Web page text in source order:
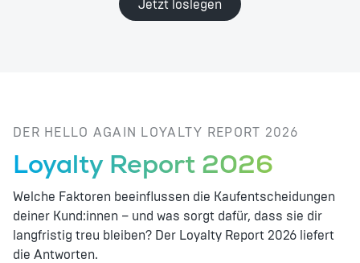
Jetzt loslegen
DER HELLO AGAIN LOYALTY REPORT 2026
Loyalty Report 2026
Welche Faktoren beeinflussen die Kaufentscheidungen
deiner Kund:innen – und was sorgt dafür, dass sie dir
langfristig treu bleiben? Der Loyalty Report 2026 liefert
die Antworten.